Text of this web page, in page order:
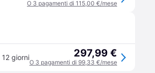
O 3 pagamenti di 115,00 €/mese
12 giorni 297,99 €
O 3 pagamenti di 99,33 €/mese